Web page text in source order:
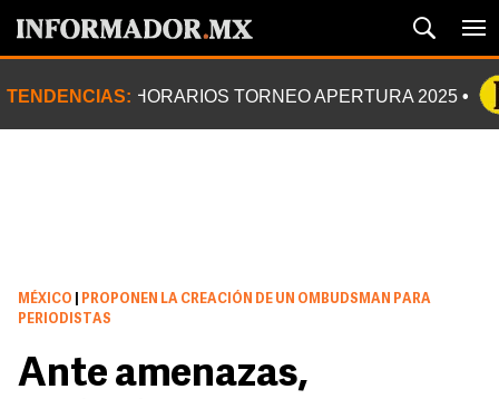
TENDENCIAS: HORARIOS TORNEO APERTURA 2025
MÉXICO
PROPONEN LA CREACIÓN DE UN OMBUDSMAN PARA
PERIODISTAS
Ante amenazas,